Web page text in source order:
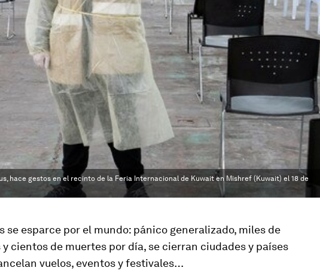
hace gestos en el recinto de la Feria Internacional de Kuwait en Mishref (Kuwait) el 18 de
se esparce por el mundo: pánico generalizado, miles de
y cientos de muertes por día, se cierran ciudades y países
vuelos, eventos y festivales…